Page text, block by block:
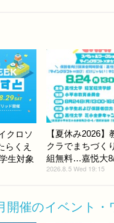
クロソ
らくえ
生対象
【夏休み2026】
クラでまちづく
組無料…嘉悦大
2026.8.5 Wed 19:15
開催のイベント